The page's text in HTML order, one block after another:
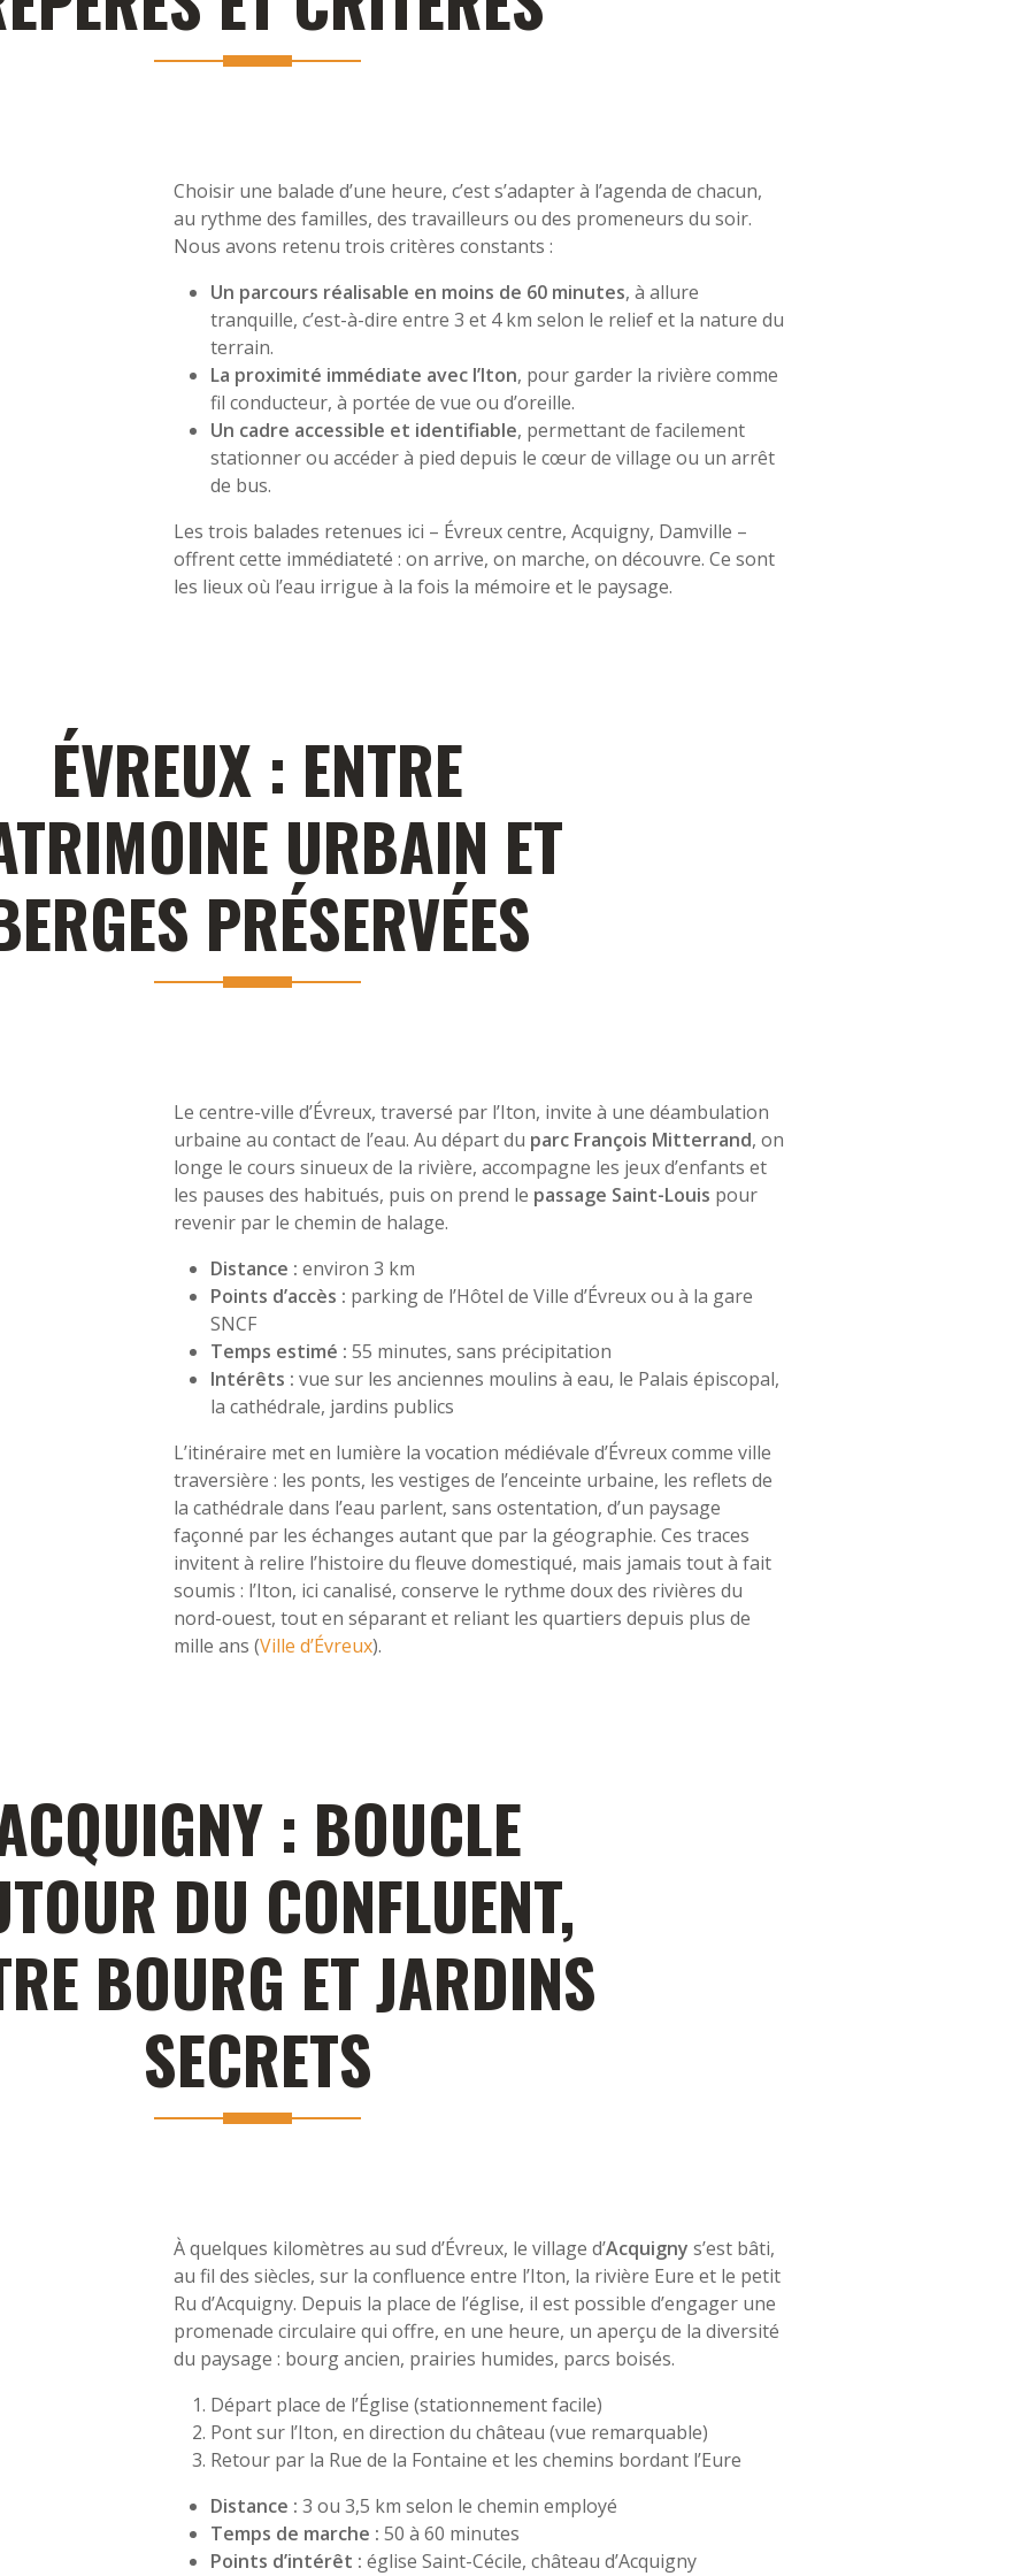
Choisir une balade d’une heure, c’est s’adapter à l’agenda de chacun,
au rythme des familles, des travailleurs ou des promeneurs du soir.
Nous avons retenu trois critères constants :
Un parcours réalisable en moins de 60 minutes, à allure
tranquille, c’est-à-dire entre 3 et 4 km selon le relief et la nature du
terrain.
La proximité immédiate avec l’Iton, pour garder la rivière comme
fil conducteur, à portée de vue ou d’oreille.
Un cadre accessible et identifiable, permettant de facilement
stationner ou accéder à pied depuis le cœur de village ou un arrêt
de bus.
Les trois balades retenues ici – Évreux centre, Acquigny, Damville –
offrent cette immédiateté : on arrive, on marche, on découvre. Ce sont
les lieux où l’eau irrigue à la fois la mémoire et le paysage.
ÉVREUX : ENTRE
URBAIN ET
PRÉSERVÉES
Le centre-ville d’Évreux, traversé par l’Iton, invite à une déambulation
urbaine au contact de l’eau. Au départ du parc François Mitterrand, on
longe le cours sinueux de la rivière, accompagne les jeux d’enfants et
les pauses des habitués, puis on prend le passage Saint-Louis pour
revenir par le chemin de halage.
Distance : environ 3 km
Points d’accès : parking de l’Hôtel de Ville d’Évreux ou à la gare
SNCF
Temps estimé : 55 minutes, sans précipitation
Intérêts : vue sur les anciennes moulins à eau, le Palais épiscopal,
la cathédrale, jardins publics
L’itinéraire met en lumière la vocation médiévale d’Évreux comme ville
traversière : les ponts, les vestiges de l’enceinte urbaine, les reflets de
la cathédrale dans l’eau parlent, sans ostentation, d’un paysage
façonné par les échanges autant que par la géographie. Ces traces
invitent à relire l’histoire du fleuve domestiqué, mais jamais tout à fait
soumis : l’Iton, ici canalisé, conserve le rythme doux des rivières du
nord-ouest, tout en séparant et reliant les quartiers depuis plus de
mille ans (Ville d’Évreux).
: BOUCLE
DU CONFLUENT,
BOURG ET JARDINS
SECRETS
À quelques kilomètres au sud d’Évreux, le village d’Acquigny s’est bâti,
au fil des siècles, sur la confluence entre l’Iton, la rivière Eure et le petit
Ru d’Acquigny. Depuis la place de l’église, il est possible d’engager une
promenade circulaire qui offre, en une heure, un aperçu de la diversité
du paysage : bourg ancien, prairies humides, parcs boisés.
Départ place de l’Église (stationnement facile)
Pont sur l’Iton, en direction du château (vue remarquable)
Retour par la Rue de la Fontaine et les chemins bordant l’Eure
Distance : 3 ou 3,5 km selon le chemin employé
Temps de marche : 50 à 60 minutes
Points d’intérêt : église Saint-Cécile, château d’Acquigny